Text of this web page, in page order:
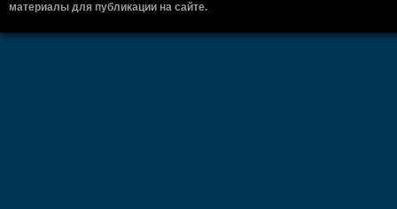
материалы для публикации на сайте.